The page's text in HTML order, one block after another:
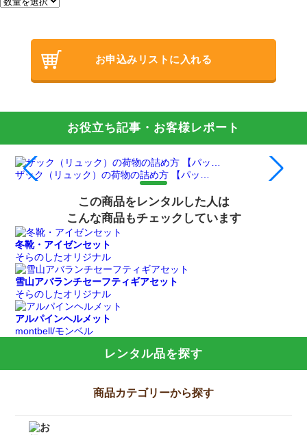
お申込みリストに入れる
お役立ち記事・お客様レポート
ザック（リュック）の荷物の詰め方 【パッ…
この商品をレンタルした人は
こんな商品もチェックしています
冬靴・アイゼンセット
そらのしたオリジナル
雪山アバランチセーフティギアセット
そらのしたオリジナル
アルパインヘルメット
montbell/モンベル
レンタル品を探す
商品カテゴリーから探す